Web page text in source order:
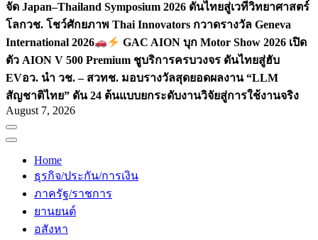
จัด Japan–Thailand Symposium 2026 ดันไทยสู่เวทีวิทยาศาสตร์
โลกวช. โชว์ศักยภาพ Thai Innovators กวาดรางวัล Geneva
International 2026
GAC AION บุก Motor Show 2026 เปิด
ตัว AION V 500 Premium ชูบริการครบวงจร ดันไทยสู่ฮับ
EVอว. นำ วช. – สวทช. มอบรางวัลสุดยอดผลงาน “LLM
สัญชาติไทย” ดัน 24 ต้นแบบยกระดับงานวิจัยสู่การใช้งานจริง
August 7, 2026
Home
ธุรกิจ/ประกัน/การเงิน
ภาครัฐ/ราชการ
ยานยนต์
อสังหา